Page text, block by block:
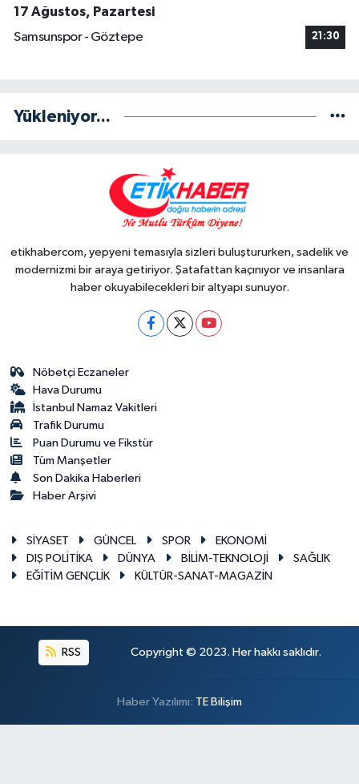
17 Ağustos, Pazartesi
Samsunspor - Göztepe
21:30
Yükleniyor...
etikhabercom, yepyeni temasıyla sizleri buluştururken, sadelik ve
modernizmi bir araya getiriyor. Şatafattan kaçınıyor ve insanlara
haber okuyabilecekleri bir altyapı sunuyor.
Nöbetçi Eczaneler
Hava Durumu
İstanbul Namaz Vakitleri
Trafik Durumu
Puan Durumu ve Fikstür
Tüm Manşetler
Son Dakika Haberleri
Haber Arşivi
SİYASET GÜNCEL SPOR
EKONOMİ
DIŞ POLİTİKA
DÜNYA BİLİM-TEKNOLOJİ
SAĞLIK
EĞİTİM GENÇLİK
KÜLTÜR-SANAT-MAGAZİN
RSS Copyright © 2023. Her hakkı saklıdır.
Haber Yazılımı: TE Bilişim